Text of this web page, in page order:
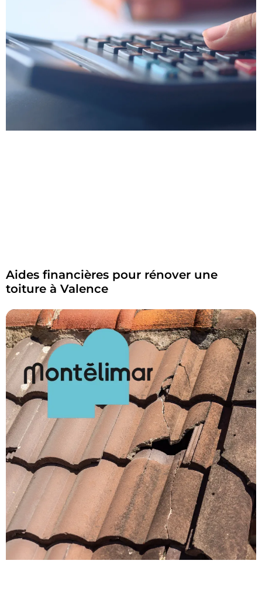
Aides financières pour rénover une
toiture à Valence